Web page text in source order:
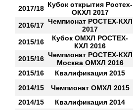
2017/18 Кубок открытия Ростех-
ОКХЛ 2017
2016/17 Чемпионат РОСТЕХ-КХЛ
2017
2015/16
Кубок ОМХЛ РОСТЕХ-
КХЛ 2016
2015/16 Чемпионат РОСТЕХ-КХЛ
Москва ОМХЛ 2016
2015/16
Квалификация 2015
2014/15
Чемпионат ОМХЛ 2015
2014/15
Квалификация 2014